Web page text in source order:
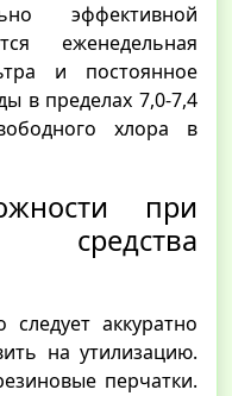
эффективной
еженедельная
и постоянное
в пределах 7,0-7,4
хлора в
при
средства
аккуратно
на утилизацию.
перчатки.